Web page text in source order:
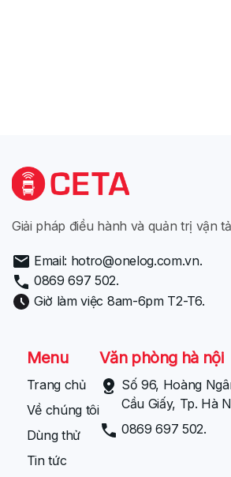
Giải pháp điều hành và quản trị vận
Email: hotro@onelog.com.vn.
0869 697 502.
Giờ làm việc 8am-6pm T2-T6.
Menu
Trang chủ
Về chúng tôi
Dùng thử
Tin tức
Văn phòng hà nội
Số 96, Hoàng
Cầu Giấy, Tp. Hà
0869 697 502.